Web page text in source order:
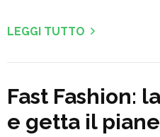
LEGGI TUTTO
Fast Fashion:
e getta il